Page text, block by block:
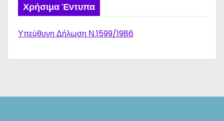
Χρήσιμα Έντυπα
Υπεύθυνη Δήλωση Ν.1599/1986